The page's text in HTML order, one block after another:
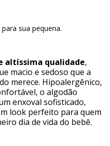
sua pequena.
altíssima qualidade,
macio e sedoso que a
merece. Hipoalergênico,
o algodão
enxoval sofisticado,
look perfeito para quem
dia de vida do bebê.